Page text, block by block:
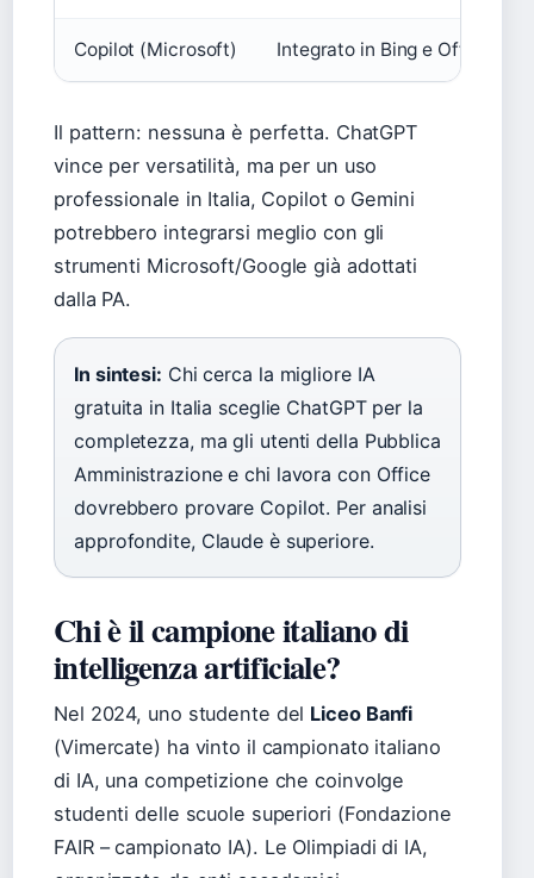
Copilot (Microsoft) Integrato in Bing e Office
Il pattern: nessuna è perfetta. ChatGPT
vince per versatilità, ma per un uso
professionale in Italia, Copilot o Gemini
potrebbero integrarsi meglio con gli
strumenti Microsoft/Google già adottati
dalla PA.
In sintesi: Chi cerca la migliore IA
gratuita in Italia sceglie ChatGPT per la
completezza, ma gli utenti della Pubblica
Amministrazione e chi lavora con Office
dovrebbero provare Copilot. Per analisi
approfondite, Claude è superiore.
Chi è il campione italiano di
intelligenza artificiale?
Nel 2024, uno studente del Liceo Banfi
(Vimercate) ha vinto il campionato italiano
di IA, una competizione che coinvolge
studenti delle scuole superiori (Fondazione
FAIR – campionato IA). Le Olimpiadi di IA,